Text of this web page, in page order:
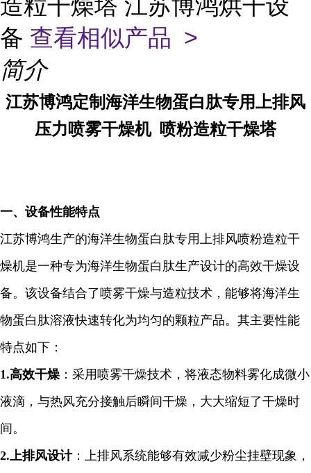
造粒干燥塔 江苏博鸿烘干设
备 查看相似产品 >
简介
江苏博鸿定制海洋生物蛋白肽专用上排风
压力喷雾干燥机 喷粉造粒干燥塔
一、 设备性能特点
江苏博鸿生产的海洋生物蛋白肽专用上排风喷粉造粒干
燥机是一种专为海洋生物蛋白肽生产设计的高效干燥设
备。该设备结合了喷雾干燥与造粒技术，能够将海洋生
物蛋白肽溶液快速转化为均匀的颗粒产品。其主要性能
特点如下：
1.高效干燥 ：采用喷雾干燥技术，将液态物料雾化成微小
液滴，与热风充分接触后瞬间干燥，大大缩短了干燥时
间。
2.上排风设计：上排风系统能够有效减少粉尘挂壁现象，